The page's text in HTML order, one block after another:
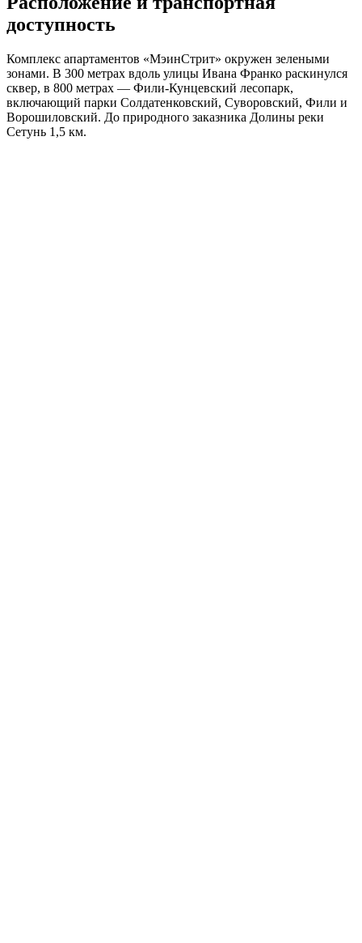
доступность
Комплекс апартаментов «МэинСтрит» окружен зелеными
зонами. В 300 метрах вдоль улицы Ивана Франко раскинулся
сквер, в 800 метрах — Фили-Кунцевский лесопарк,
включающий парки Солдатенковский, Суворовский, Фили и
Ворошиловский. До природного заказника Долины реки
Сетунь 1,5 км.